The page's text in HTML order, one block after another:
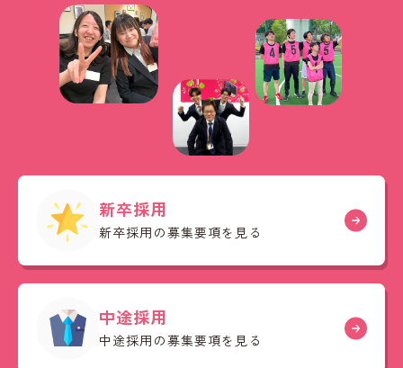
新卒採用
新卒採用の募集要項を見る
中途採用
中途採用の募集要項を見る